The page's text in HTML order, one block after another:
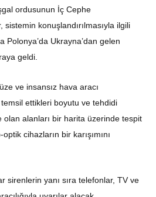
ordusunun İç Cephe
sistemin konuşlandırılmasıyla ilgili
Ukrayna’dan gelen
geldi.
ve insansız hava aracı
temsil ettikleri boyutu ve tehdidi
olan alanları bir harita üzerinde tespit
cihazların bir karışımını
sirenlerin yanı sıra telefonlar, TV ve